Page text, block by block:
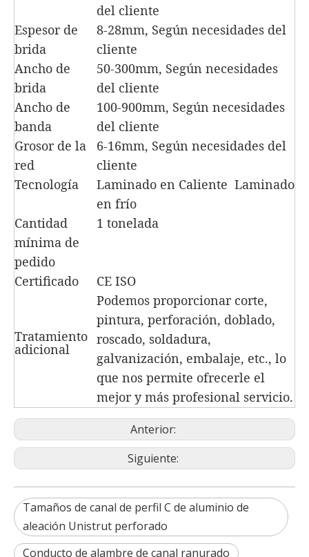
del cliente
Espesor de
brida
8-28mm, Según necesidades del
cliente
Ancho de
brida
50-300mm, Según necesidades
del cliente
Ancho de
banda
100-900mm, Según necesidades
del cliente
Grosor de la
red
6-16mm, Según necesidades del
cliente
Tecnología
Laminado en Caliente Laminado
en frío
Cantidad
mínima de
pedido
1 tonelada
Certificado CE ISO
Tratamiento
adicional
Podemos proporcionar corte,
pintura, perforación, doblado,
roscado, soldadura,
galvanización, embalaje, etc., lo
que nos permite ofrecerle el
mejor y más profesional servicio.
Anterior:
Siguiente:
Tamaños de canal de perfil C de aluminio de
aleación Unistrut perforado
Conducto de alambre de canal ranurado